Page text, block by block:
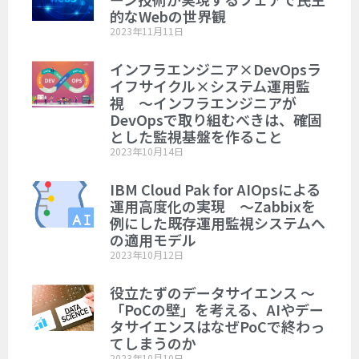
的なWebの世界観
2023年11月11日
インフラエンジニア×DevOpsラ
イフサイクル×システム運用監
視 ～インフラエンジニアが
DevOpsで取り組むべきは、確固
とした監視基盤を作ること
2023年10月14日
IBM Cloud Pak for AIOpsによる
運用高度化の実現 ～Zabbixを
例にした既存運用監視システムへ
の適用モデル
2023年10月12日
役立たずのデータサイエンス ～
「PoCの壁」を考える、AIやデー
タサイエンスはなぜPoCで終わっ
てしまうのか